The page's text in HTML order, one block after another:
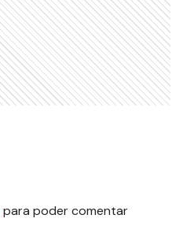
para poder comentar